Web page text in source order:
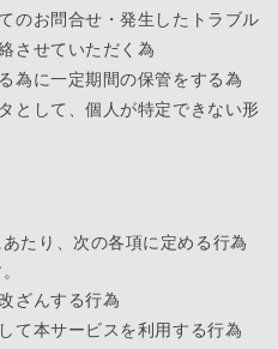
のお問合せ・発生したトラブル
させていただく為
為に一定期間の保管をする為
として、個人が特定できない形
たり、次の各項に定める行為
ざんする行為
て本サービスを利用する行為